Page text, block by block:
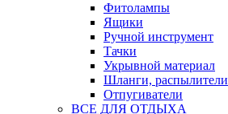
Фитолампы
Ящики
Ручной инструмент
Тачки
Укрывной материал
Шланги, распылители
Отпугиватели
ВСЕ ДЛЯ ОТДЫХА